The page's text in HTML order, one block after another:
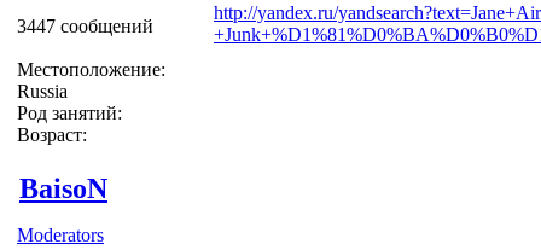
3447 сообщений
Местоположение:
Russia
Род занятий:
Возраст:
http://yandex.ru/
BaisoN
Moderators